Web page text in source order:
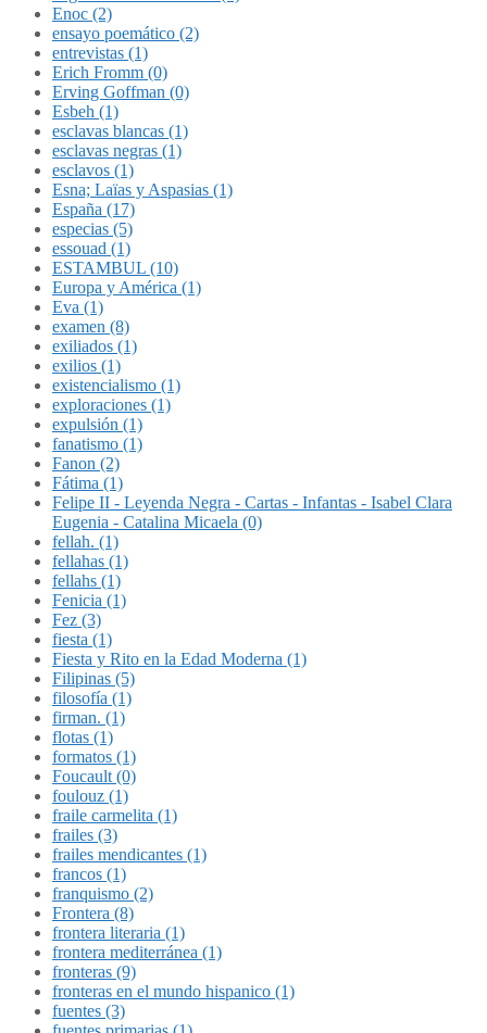
Enoc (2)
ensayo poemático (2)
entrevistas (1)
Erich Fromm (0)
Erving Goffman (0)
Esbeh (1)
esclavas blancas (1)
esclavas negras (1)
esclavos (1)
Esna; Laïas y Aspasias (1)
España (17)
especias (5)
essouad (1)
ESTAMBUL (10)
Europa y América (1)
Eva (1)
examen (8)
exiliados (1)
exilios (1)
existencialismo (1)
exploraciones (1)
expulsión (1)
fanatismo (1)
Fanon (2)
Fátima (1)
Felipe II - Leyenda Negra - Cartas - Infantas - Isabel Clara
Eugenia - Catalina Micaela (0)
fellah. (1)
fellahas (1)
fellahs (1)
Fenicia (1)
Fez (3)
fiesta (1)
Fiesta y Rito en la Edad Moderna (1)
Filipinas (5)
filosofía (1)
firman. (1)
flotas (1)
formatos (1)
Foucault (0)
foulouz (1)
fraile carmelita (1)
frailes (3)
frailes mendicantes (1)
francos (1)
franquismo (2)
Frontera (8)
frontera literaria (1)
frontera mediterránea (1)
fronteras (9)
fronteras en el mundo hispanico (1)
fuentes (3)